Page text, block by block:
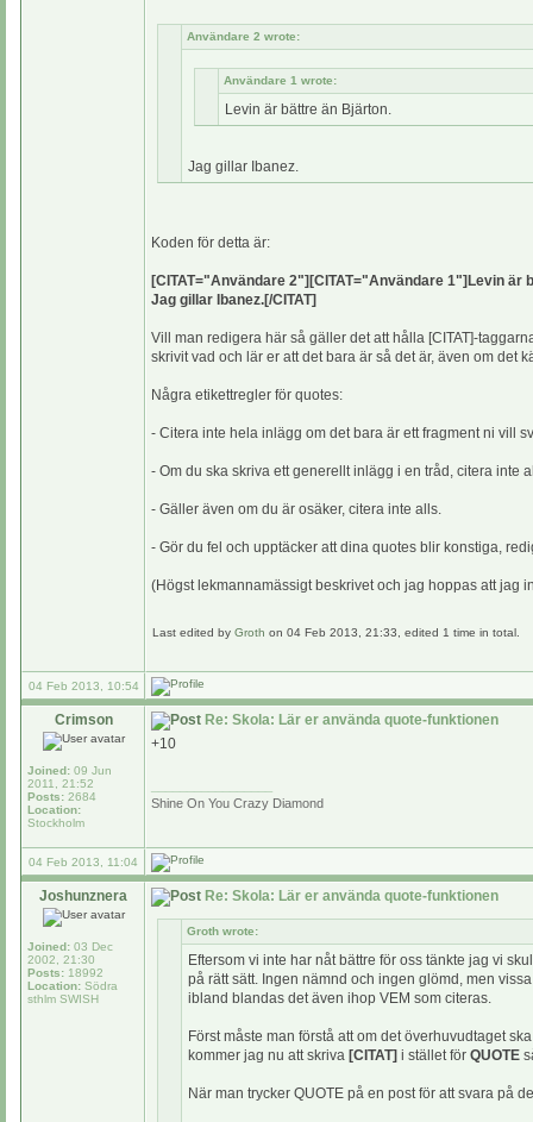
Användare 2 wrote:
Användare 1 wrote:
Levin är bättre än Bjärton.
Jag gillar Ibanez.
Koden för detta är:
[CITAT="Användare 2"][CITAT="Användare 1"]Levin är
Jag gillar Ibanez.[/CITAT]
Vill man redigera här så gäller det att hålla [CITAT]-
skrivit vad och lär er att det bara är så det är, även om det
Några etikettregler för quotes:
- Citera inte hela inlägg om det bara är ett fragment ni vill
- Om du ska skriva ett generellt inlägg i en tråd, citera inte
- Gäller även om du är osäker, citera inte alls.
- Gör du fel och upptäcker att dina quotes blir konstiga,
(Högst lekmannamässigt beskrivet och jag hoppas att jag
Last edited by Groth on 04 Feb 2013, 21:33, edited 1 time in total.
04 Feb 2013, 10:54
Crimson
Joined: 09 Jun
2011, 21:52
Posts: 2684
Location:
Stockholm
Re: Skola: Lär er använda quote-funktionen
+10
Shine On You Crazy Diamond
04 Feb 2013, 11:04
Joshunznera
Joined: 03 Dec
2002, 21:30
Posts: 18992
Location: Södra
sthlm SWISH
Re: Skola: Lär er använda quote-funktionen
Groth wrote:
Eftersom vi inte har nåt bättre för oss tänkte jag vi
på rätt sätt. Ingen nämnd och ingen glömd, men
ibland blandas det även ihop VEM som citeras.
Först måste man förstå att om det överhuvudtaget
kommer jag nu att skriva [CITAT] i stället för QUOTE
När man trycker QUOTE på en post för att svara på